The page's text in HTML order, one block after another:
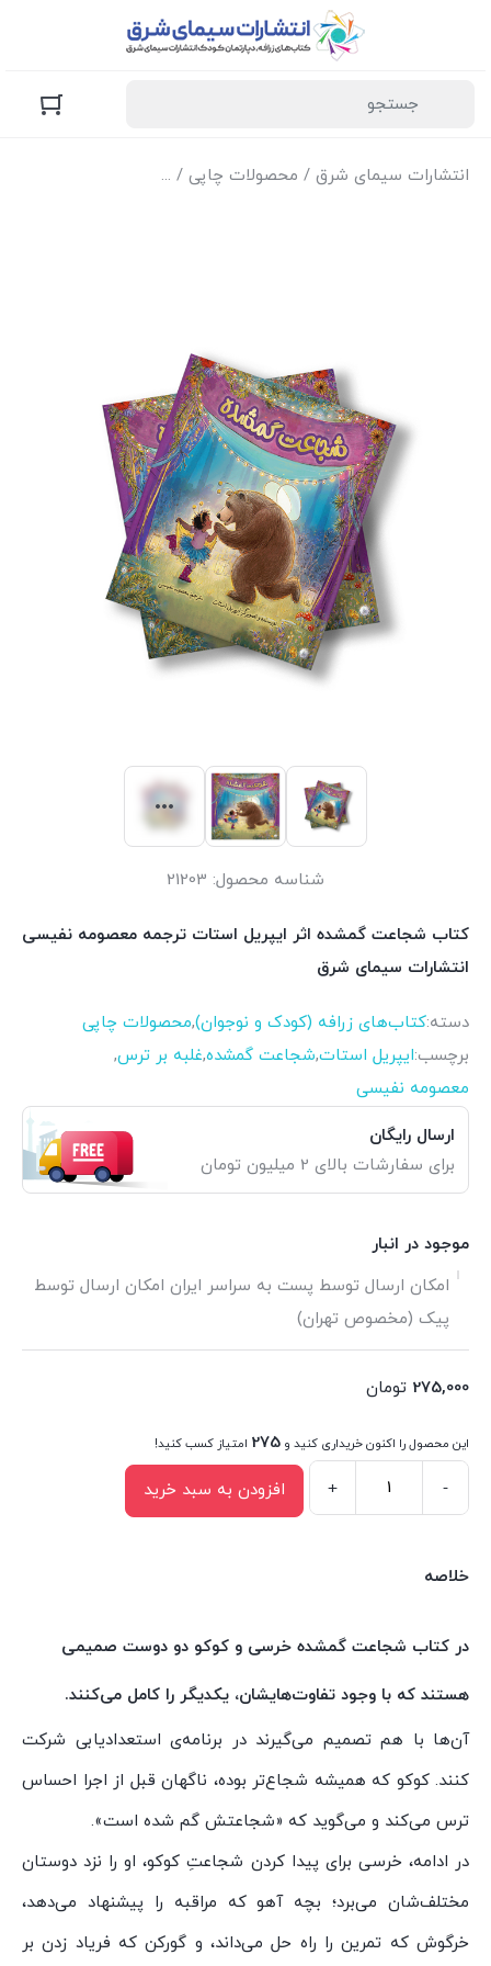
انتشارات سیمای شرق / محصولات چاپی / کتاب‌های زرافه (کودک
شناسه محصول: 21203
کتاب شجاعت گمشده اثر ایپریل استات ترجمه معصومه نفیسی
انتشارات سیمای شرق
دسته:کتاب‌های زرافه (کودک و نوجوان),محصولات چاپی
برچسب:ایپریل استات,شجاعت گمشده,غلبه بر ترس,
معصومه نفیسی
ارسال رایگان
برای سفارشات بالای 2 میلیون تومان
موجود در انبار
امکان ارسال توسط پست به سراسر ایران امکان ارسال توسط
پیک (مخصوص تهران)
275,000 تومان
این محصول را اکنون خریداری کنید و 275 امتیاز کسب کنید!
گمشده
ایپریل
ترجمه
معصومه
انتشارات
سیمای
شرق
عدد
-
+ افزودن به سبد خرید
خلاصه
در کتاب شجاعت گمشده خرسی و کوکو دو دوست صمیمی
هستند که با وجود تفاوت‌هایشان، یکدیگر را کامل می‌کنند.
آن‌ها با هم تصمیم می‌گیرند در برنامه‌ی استعدادیابی شرکت
کنند. کوکو که همیشه شجاع‌تر بوده، ناگهان قبل از اجرا احساس
ترس می‌کند و می‌گوید که «شجاعتش گم شده است».
در ادامه، خرسی برای پیدا کردن شجاعتِ کوکو، او را نزد دوستان
مختلف‌شان می‌برد؛ بچه آهو که مراقبه را پیشنهاد می‌دهد،
خرگوش که تمرین را راه حل می‌داند، و گورکن که فریاد زدن بر